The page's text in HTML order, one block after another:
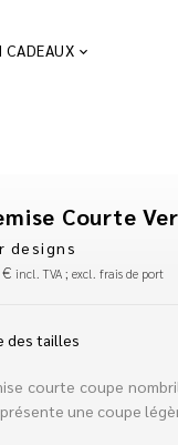
CADEAUX
Courte
designs
€ incl. TVA ; excl. frais de port
des tailles
courte coupe
une coupe